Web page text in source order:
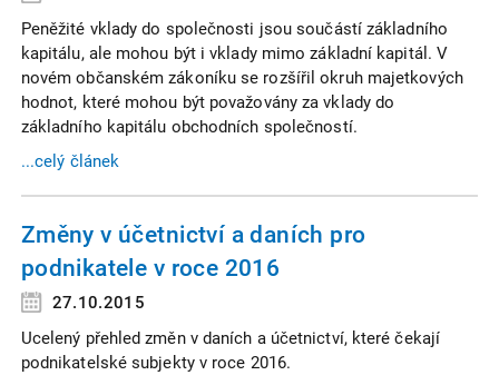
Peněžité vklady do společnosti jsou součástí základního
kapitálu, ale mohou být i vklady mimo základní kapitál. V
novém občanském zákoníku se rozšířil okruh majetkových
hodnot, které mohou být považovány za vklady do
základního kapitálu obchodních společností.
...celý článek
Změny v účetnictví a daních pro
podnikatele v roce 2016
27.10.2015
Ucelený přehled změn v daních a účetnictví, které čekají
podnikatelské subjekty v roce 2016.